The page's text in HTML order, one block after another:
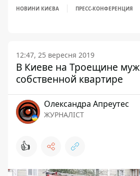
НОВИНИ КИЄВА ПРЕСС-КОНФЕРЕНЦИЯ
12:47, 25 вересня 2019
В Киеве на Троещине
собственной квартире
Олександра Апреутес
ЖУРНАЛІСТ
👍